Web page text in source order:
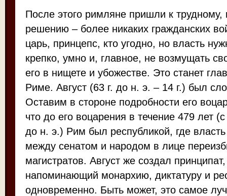
После этого римляне пришли к
решению – более никаких гражданских
царь, принцепс, кто угодно, но власть
крепко, умно и, главное, не возмущать
его в нищете и убожестве. Это станет
Риме. Август (63 г. до н. э. – 14 г.) был
Оставим в стороне подробности его
что до его воцарения в течение 479 лет
до н. э.) Рим был республикой, где
между сенатом и народом в лице
магистратов. Август же создал
напоминающий монархию, диктатуру и
одновременно. Быть может, это самое